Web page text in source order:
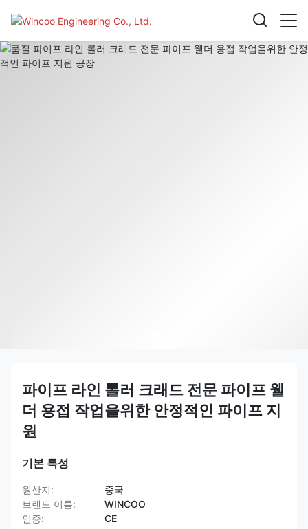
파이프 라인 롤러 크래드 전문 파이프 웰
더 용접 작업을위한 안정적인 파이프 지
원
기본 특성
원산지:
중국
브랜드 이름:
WINCOO
인증:
CE